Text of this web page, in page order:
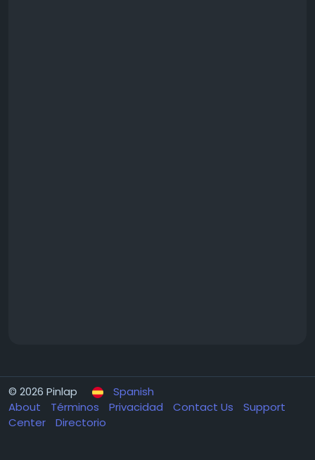
© 2026 Pinlap
Spanish
About
Términos Privacidad Contact Us
Support
Center
Directorio